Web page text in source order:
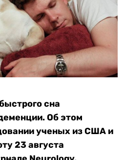
сна
Об этом
ученых из США и
23 августа